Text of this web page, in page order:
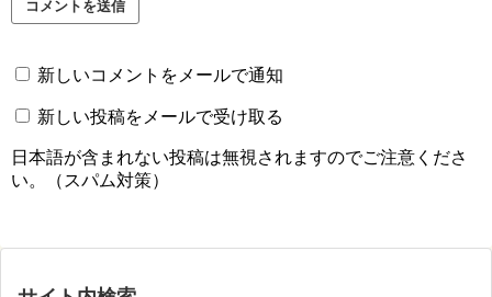
新しいコメントをメールで通知
新しい投稿をメールで受け取る
日本語が含まれない投稿は無視されますのでご注意くださ
い。（スパム対策）